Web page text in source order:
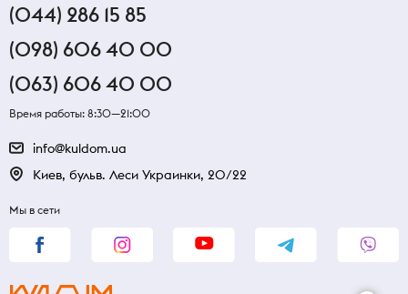
(044) 286 15 85
(098) 606 40 00
(063) 606 40 00
Время работы: 8:30—21:00
info@kuldom.ua
Киев, бульв. Леси Украинки, 20/22
Мы в сети